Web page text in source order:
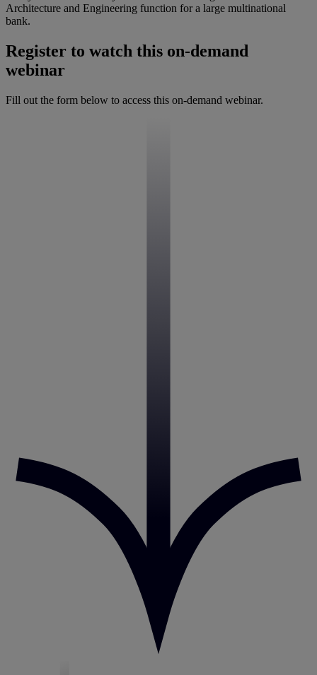
Architecture and Engineering function for a large multinational
bank.
Register to watch this on-demand
webinar
Fill out the form below to access this on-demand webinar.